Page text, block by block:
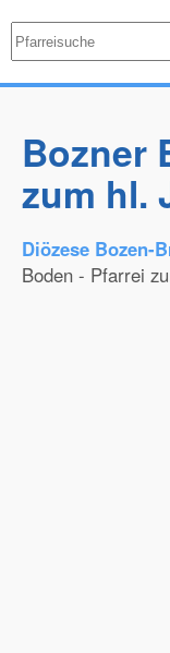
Bozner
zum hl.
Diözese Bozen-
Boden - Pfarrei